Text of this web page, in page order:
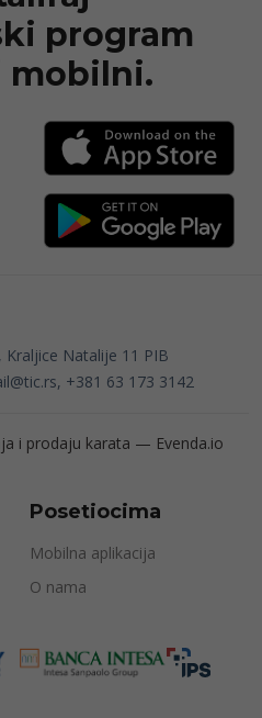
program
mobilni.
Kraljice Natalije 11 PIB
, +381 63 173 3142
i prodaju karata — Evenda.io
Posetiocima
Mobilna aplikacija
O nama